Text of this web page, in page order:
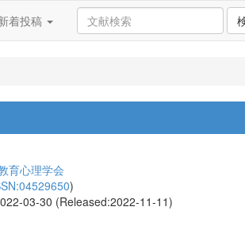
着投稿
育心理学会
)
03-30 (Released:2022-11-11)